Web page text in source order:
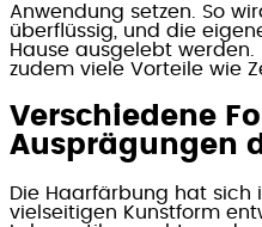
Anwendung setzen. So
überflüssig, und die
Hause ausgelebt
zudem viele Vorteile wie
Verschiedene
Ausprägungen
Die Haarfärbung hat sich
vielseitigen Kunstform